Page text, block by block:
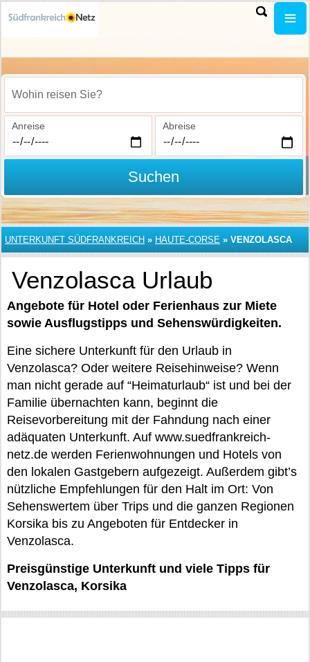
Wohin reisen Sie?
Anreise Abreise
Suchen
UNTERKUNFT SÜDFRANKREICH » HAUTE-CORSE » VENZOLASCA
Venzolasca Urlaub
Angebote für Hotel oder Ferienhaus zur Miete
sowie Ausflugstipps und Sehenswürdigkeiten.
Eine sichere Unterkunft für den Urlaub in
Venzolasca? Oder weitere Reisehinweise? Wenn
man nicht gerade auf “Heimaturlaub“ ist und bei der
Familie übernachten kann, beginnt die
Reisevorbereitung mit der Fahndung nach einer
adäquaten Unterkunft. Auf www.suedfrankreich-
netz.de werden Ferienwohnungen und Hotels von
den lokalen Gastgebern aufgezeigt. Außerdem gibt’s
nützliche Empfehlungen für den Halt im Ort: Von
Sehenswertem über Trips und die ganzen Regionen
Korsika bis zu Angeboten für Entdecker in
Venzolasca.
Preisgünstige Unterkunft und viele Tipps für
Venzolasca, Korsika